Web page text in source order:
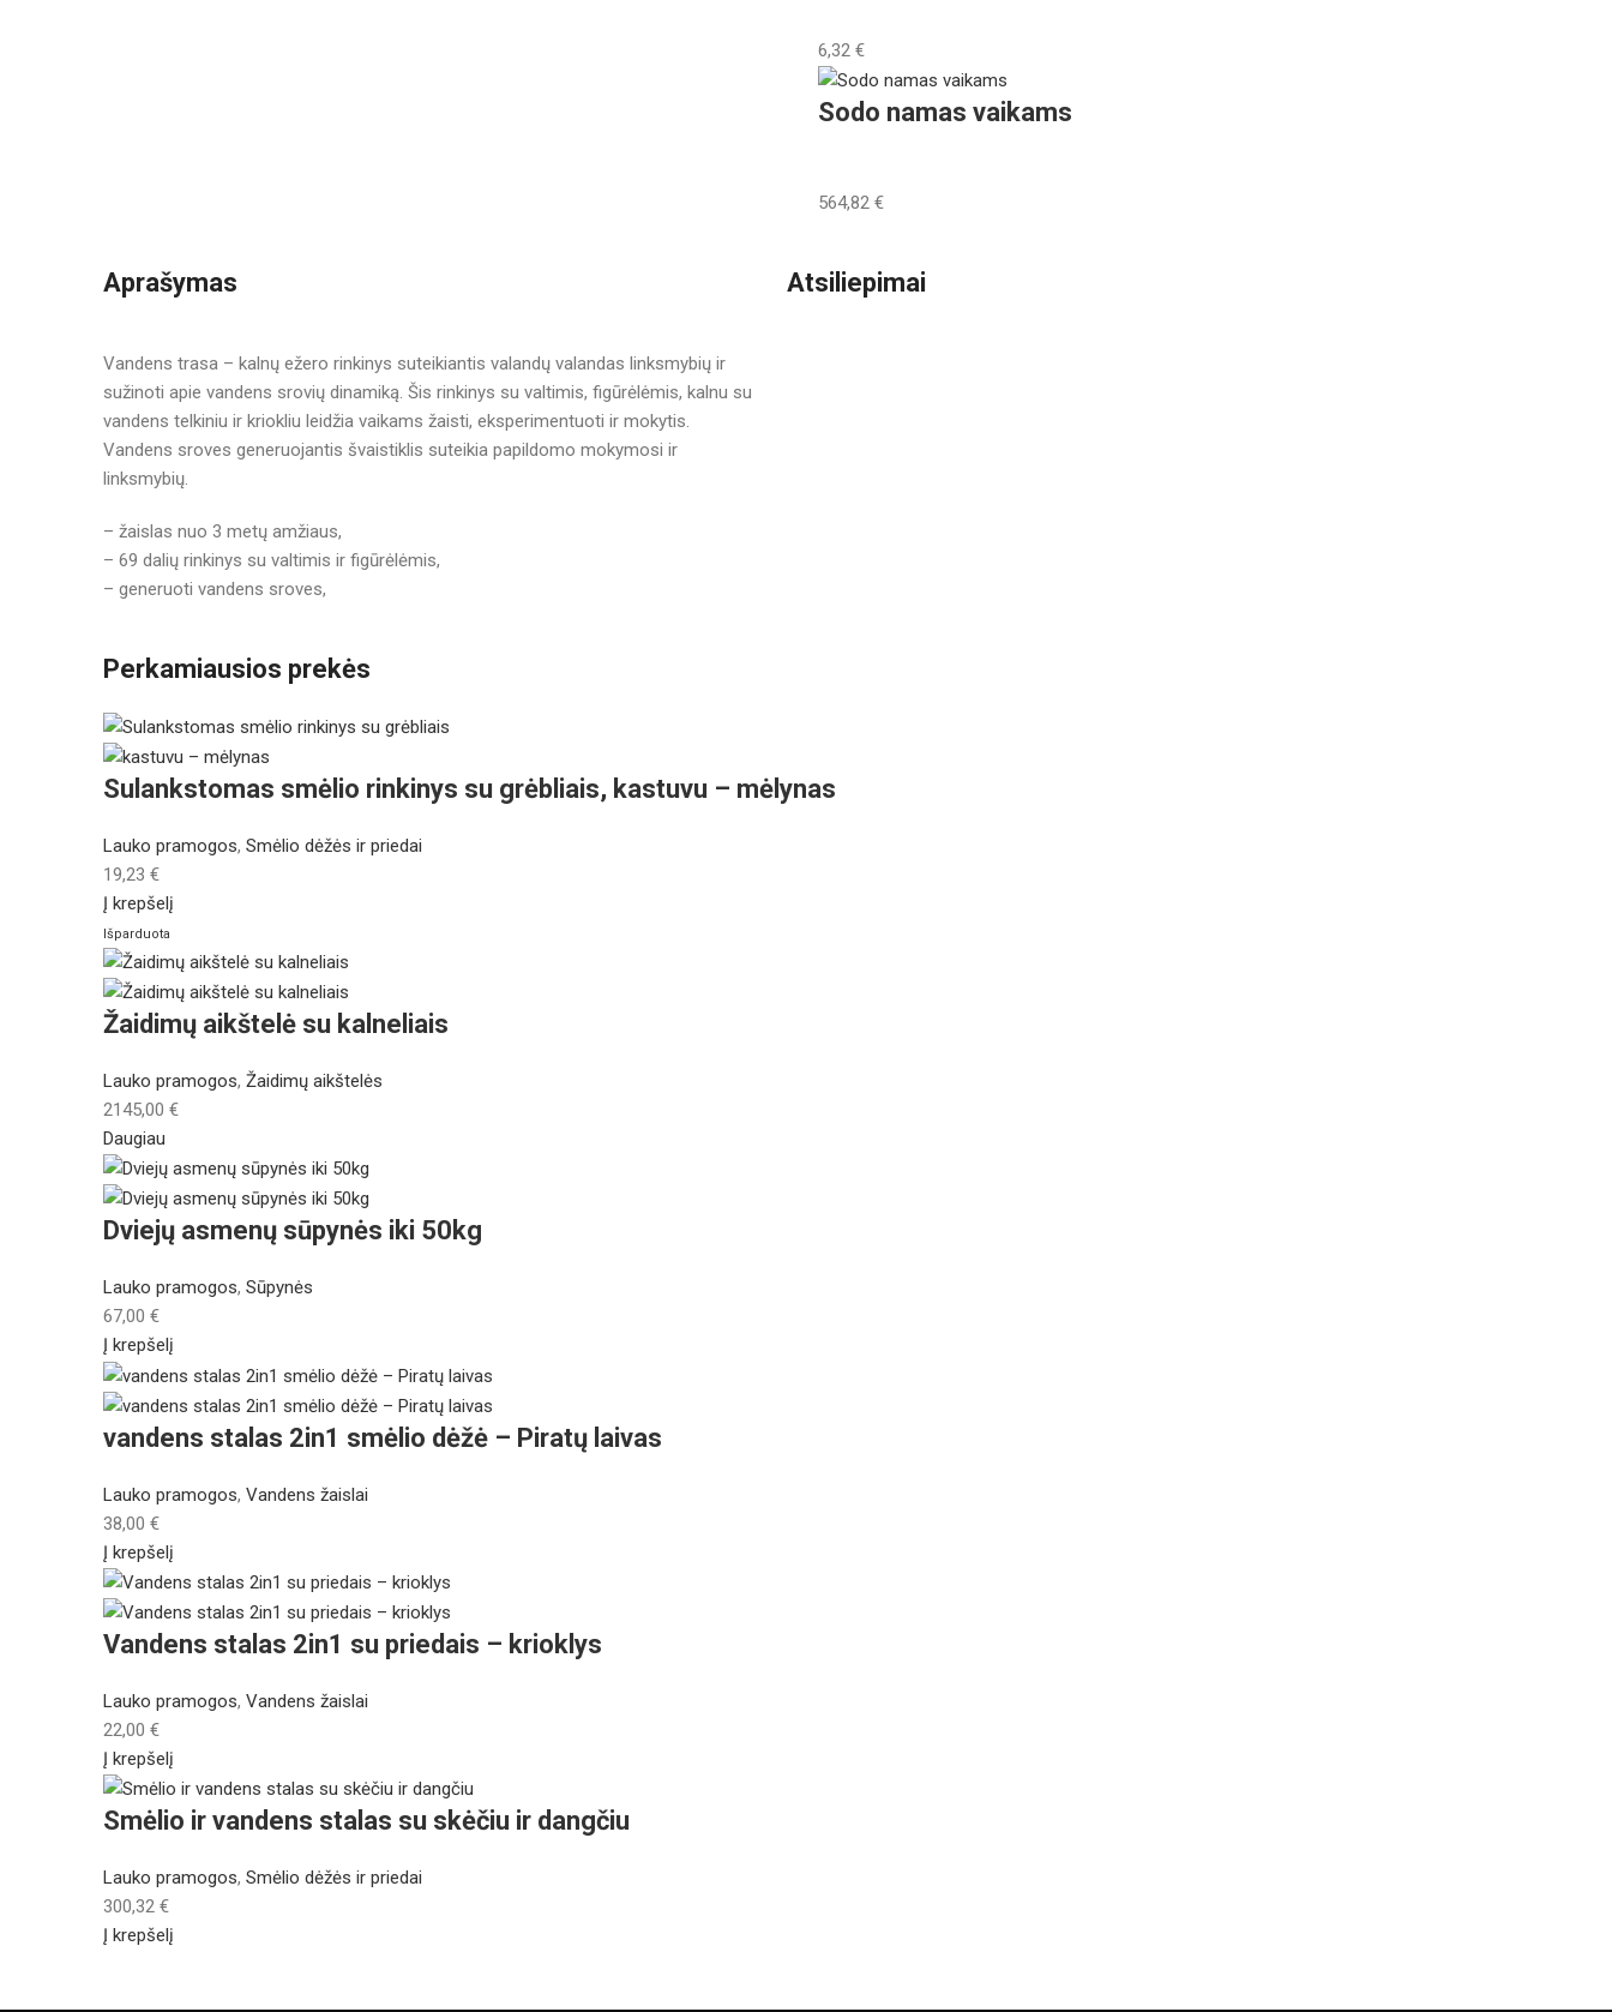
6,32 €
Sodo namas vaikams
564,82 €
Aprašymas
Vandens trasa – kalnų ežero rinkinys suteikiantis valandų valandas linksmybių ir
sužinoti apie vandens srovių dinamiką. Šis rinkinys su valtimis, figūrėlėmis, kalnu su
vandens telkiniu ir kriokliu leidžia vaikams žaisti, eksperimentuoti ir mokytis.
Vandens sroves generuojantis švaistiklis suteikia papildomo mokymosi ir
linksmybių.
– žaislas nuo 3 metų amžiaus,
– 69 dalių rinkinys su valtimis ir figūrėlėmis,
– generuoti vandens sroves,
Atsiliepimai
Perkamiausios prekės
Sulankstomas smėlio rinkinys su grėbliais, kastuvu – mėlynas
Lauko pramogos, Smėlio dėžės ir priedai
19,23 €
Į krepšelį
Išparduota
Žaidimų aikštelė su kalneliais
Lauko pramogos, Žaidimų aikštelės
2145,00 €
Daugiau
Dviejų asmenų sūpynės iki 50kg
Lauko pramogos, Sūpynės
67,00 €
Į krepšelį
vandens stalas 2in1 smėlio dėžė – Piratų laivas
Lauko pramogos, Vandens žaislai
38,00 €
Į krepšelį
Vandens stalas 2in1 su priedais – krioklys
Lauko pramogos, Vandens žaislai
22,00 €
Į krepšelį
Smėlio ir vandens stalas su skėčiu ir dangčiu
Lauko pramogos, Smėlio dėžės ir priedai
300,32 €
Į krepšelį